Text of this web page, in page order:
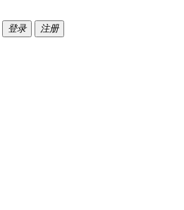
登录 注册